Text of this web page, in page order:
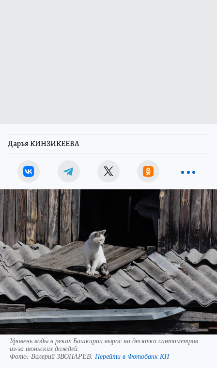
Дарья КИНЗИКЕЕВА
Уровень воды в реках Башкирии вырос на десятки сантиметров
из-за июньских дождей.
Фото: Валерий ЗВОНАРЕВ. Перейти в Фотобанк КП